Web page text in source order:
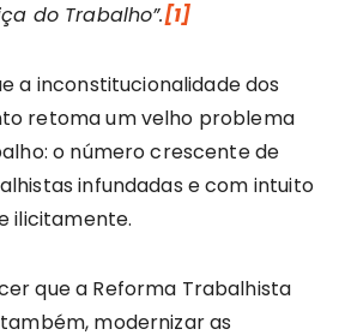
do Trabalho”.[1]
a inconstitucionalidade dos
retoma um velho problema
o número crescente de
infundadas e com intuito
ilicitamente.
que a Reforma Trabalhista
modernizar as